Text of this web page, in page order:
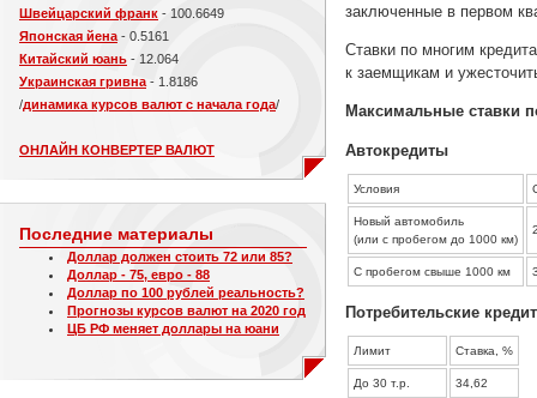
Швейцарский франк - 100.6649
Японская йена - 0.5161
Китайский юань - 12.064
Украинская гривна - 1.8186
/динамика курсов валют с начала года/
ОНЛАЙН КОНВЕРТЕР ВАЛЮТ
Последние материалы
Доллар должен стоить 72 или 85?
Доллар - 75, евро - 88
Доллар по 100 рублей реальность?
Прогнозы курсов валют на 2020 год
ЦБ РФ меняет доллары на юани
заключенные в первом
Ставки по многим
к заемщикам и
Максимальные ставки
Автокредиты
Условия
Новый автомобиль
(или с пробегом до 1000 км)
С пробегом свыше 1000 км
Потребительские
Лимит Ставка, %
До 30 т.р. 34,62